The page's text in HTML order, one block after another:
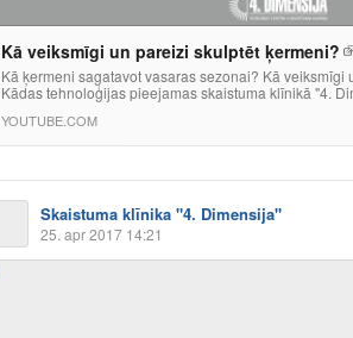
Kā veiksmīgi un pareizi skulptēt ķermeni?
Kā ķermeni sagatavot vasaras sezonai? Kā veiksmīgi
Kādas tehnoloģijas pieejamas skaistuma klīnikā "4.
YOUTUBE.COM
Skaistuma klīnika "4. Dimensija"
25. apr 2017 14:21